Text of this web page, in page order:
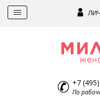
+7
По